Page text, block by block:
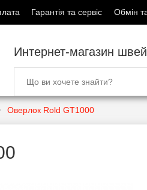
Гарантія та сервіс Обмін
Интернет-магазин
Оверлок Rold GT1000